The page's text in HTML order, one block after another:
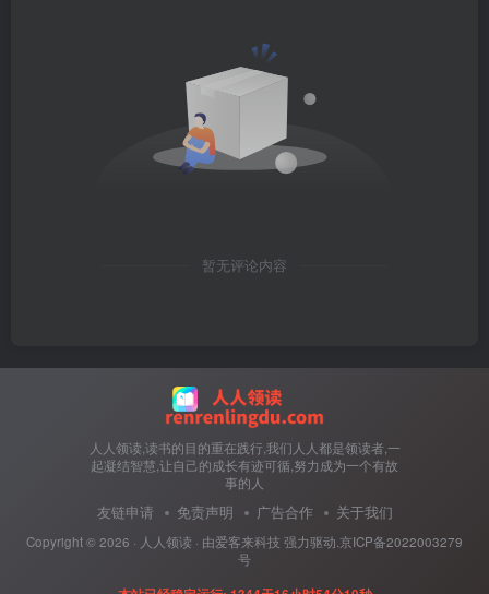
暂无评论内容
人人领读,读书的目的重在践行,我们人人都是领读者,一
起凝结智慧,让自己的成长有迹可循,努力成为一个有故
事的人
友链申请 免责声明 广告合作 关于我们
Copyright © 2026 · 人人领读 · 由爱客来科技 强力驱动.京ICP备2022003279
号